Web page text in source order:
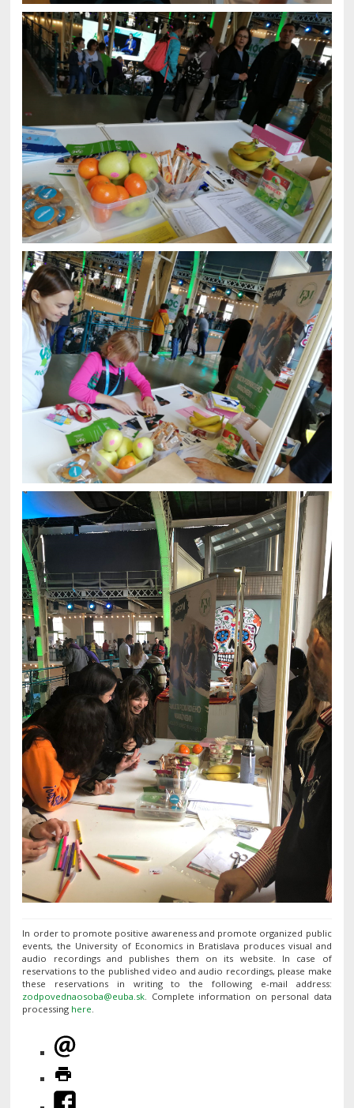
In order to promote positive awareness and promote organized public
events, the University of Economics in Bratislava produces visual and
audio recordings and publishes them on its website. In case of
reservations to the published video and audio recordings, please make
these reservations in writing to the following e-mail address:
. Complete information on personal data
processing here